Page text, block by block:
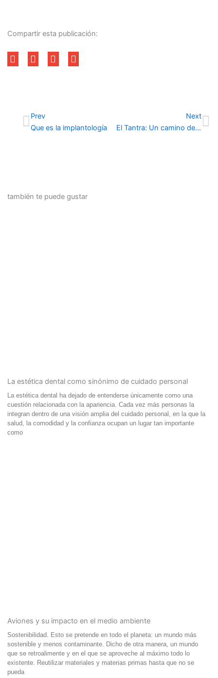
Compartir esta publicación:
Ant
Prev
Que es la implantología
Next
El Tantra: Un camino de regreso a ti mismo
también te puede gustar
La estética dental como sinónimo de cuidado personal
La estética dental ha dejado de entenderse únicamente como una
cuestión relacionada con la apariencia. Cada vez más personas la
integran dentro de una visión amplia del cuidado personal, en la que la
salud, la comodidad y la confianza ocupan un lugar tan importante
como
Aviones y su impacto en el medio ambiente
Sostenibilidad. Esto se pretende en todo el planeta: un mundo más
sostenible y menos contaminante. Dicho de otra manera, un mundo
que se retroalimente y en el que se aproveche al máximo todo lo
existente. Reutilizar materiales y materias primas hasta que no se
pueda